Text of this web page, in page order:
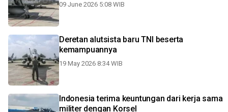
09 June 2026 5:08 WIB
Deretan alutsista baru TNI beserta
kemampuannya
19 May 2026 8:34 WIB
Indonesia terima keuntungan dari kerja sama
militer dengan Korsel